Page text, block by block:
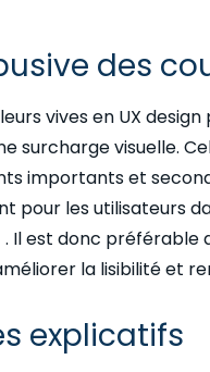
des
vives en UX
surcharge visuelle.
importants et
pour les utilisateurs
Il est donc
la lisibilité et
explicatifs